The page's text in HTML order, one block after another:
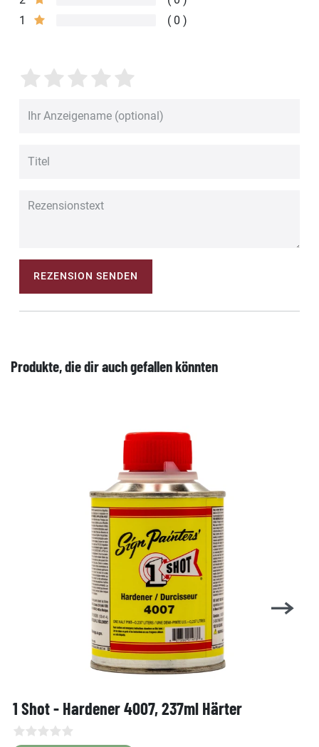
1
0
REZENSION SENDEN
Produkte, die dir auch gefallen könnten
1 Shot - Hardener 4007, 237ml Härter